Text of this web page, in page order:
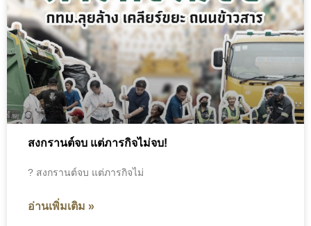
สงกรานต์จบ แต่ภารกิจไม่จบ!
? สงกรานต์จบ แต่ภารกิจไม่
อ่านเพิ่มเติม »